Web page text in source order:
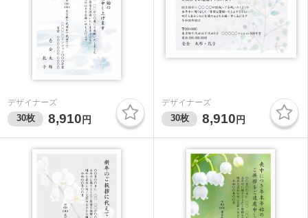
デザイナーズ
30枚 8,910 円
デザイナーズ
30枚 8,910 円